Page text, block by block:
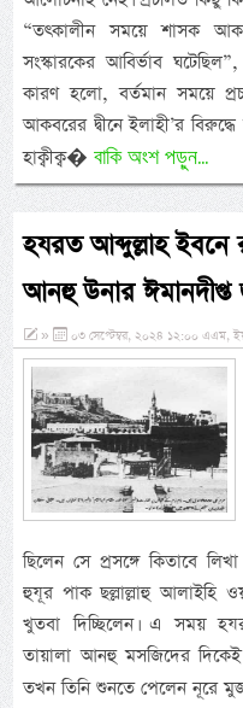
“তৎকালীন সময়ে শাসক
সংস্কারকের আবির্ভাব
কারণ হলো, বর্তমান সময়ে
আকবরের দ্বীনে ইলাহী’র
হাক্বীক্ব�বাকি অংশ পড়ুন...
হযরত আব্দুল্লাহ ইবনে
আনহু উনার ঈমানদীপ্ত
» ০৩ সেপ্টেম্বর, ২০২৪ ১২:০০ এএম,
ছিলেন সে প্রসঙ্গে কিতাবে
হুযূর পাক ছল্লাল্লাহু আলাইহি
খুতবা দিচ্ছিলেন। এ সময়
তায়ালা আনহু মসজিদের দিকেই
তখন তিনি শুনতে পেলেন নূরে